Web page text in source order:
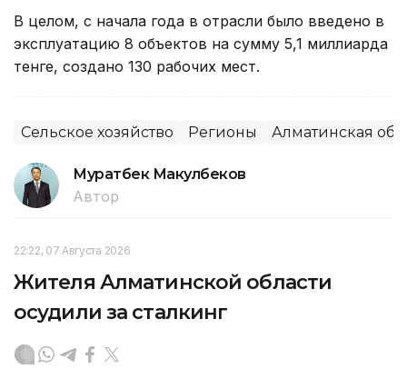
В целом, с начала года в отрасли было введено в
эксплуатацию 8 объектов на сумму 5,1 миллиарда
тенге, создано 130 рабочих мест.
Сельское хозяйство Регионы Алматинская
Муратбек Макулбеков
Автор
22:22, 07 Августа 2026
Жителя Алматинской области
осудили за сталкинг